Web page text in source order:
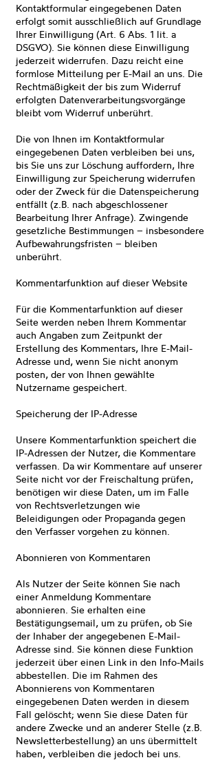
Kontaktformular eingegebenen Daten
erfolgt somit ausschließlich auf Grundlage
Ihrer Einwilligung (Art. 6 Abs. 1 lit. a
DSGVO). Sie können diese Einwilligung
jederzeit widerrufen. Dazu reicht eine
formlose Mitteilung per E-Mail an uns. Die
Rechtmäßigkeit der bis zum Widerruf
erfolgten Datenverarbeitungsvorgänge
bleibt vom Widerruf unberührt.
Die von Ihnen im Kontaktformular
eingegebenen Daten verbleiben bei uns,
bis Sie uns zur Löschung auffordern, Ihre
Einwilligung zur Speicherung widerrufen
oder der Zweck für die Datenspeicherung
entfällt (z.B. nach abgeschlossener
Bearbeitung Ihrer Anfrage). Zwingende
gesetzliche Bestimmungen – insbesondere
Aufbewahrungsfristen – bleiben
unberührt.
Kommentarfunktion auf dieser Website
Für die Kommentarfunktion auf dieser
Seite werden neben Ihrem Kommentar
auch Angaben zum Zeitpunkt der
Erstellung des Kommentars, Ihre E-Mail-
Adresse und, wenn Sie nicht anonym
posten, der von Ihnen gewählte
Nutzername gespeichert.
Speicherung der IP-Adresse
Unsere Kommentarfunktion speichert die
IP-Adressen der Nutzer, die Kommentare
verfassen. Da wir Kommentare auf unserer
Seite nicht vor der Freischaltung prüfen,
benötigen wir diese Daten, um im Falle
von Rechtsverletzungen wie
Beleidigungen oder Propaganda gegen
den Verfasser vorgehen zu können.
Abonnieren von Kommentaren
Als Nutzer der Seite können Sie nach
einer Anmeldung Kommentare
abonnieren. Sie erhalten eine
Bestätigungsemail, um zu prüfen, ob Sie
der Inhaber der angegebenen E-Mail-
Adresse sind. Sie können diese Funktion
jederzeit über einen Link in den Info-Mails
abbestellen. Die im Rahmen des
Abonnierens von Kommentaren
eingegebenen Daten werden in diesem
Fall gelöscht; wenn Sie diese Daten für
andere Zwecke und an anderer Stelle (z.B.
Newsletterbestellung) an uns übermittelt
haben, verbleiben die jedoch bei uns.